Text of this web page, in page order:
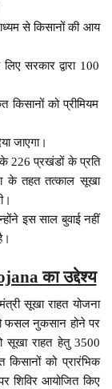
से किसानों की आय
सरकार द्वारा 100
को प्रीमियम
जाएगा।
226 प्रखंडों के प्रति
के तहत तत्काल सूखा
इस साल बुवाई नहीं
का उद्देश्य
सूखा राहत योजना
फसल नुकसान होने पर
सूखा राहत हेतु 3500
किसानों को प्रारंभिक
शिविर आयोजित किए